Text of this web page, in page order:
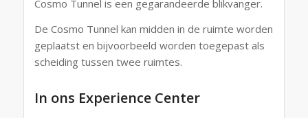
Cosmo Tunnel is een gegarandeerde blikvanger.
De Cosmo Tunnel kan midden in de ruimte worden
geplaatst en bijvoorbeeld worden toegepast als
scheiding tussen twee ruimtes.
In ons Experience Center